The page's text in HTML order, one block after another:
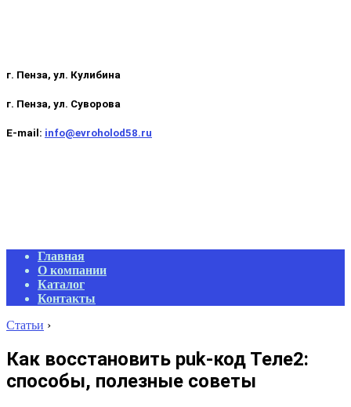
г. Пенза, ул. Кулибина
г. Пенза, ул. Суворова
E-mail: info@evroholod58.ru
Primary
Navigation
Menu
Главная
О компании
Каталог
Контакты
Статьи ›
Как восстановить puk-код Теле2:
способы, полезные советы